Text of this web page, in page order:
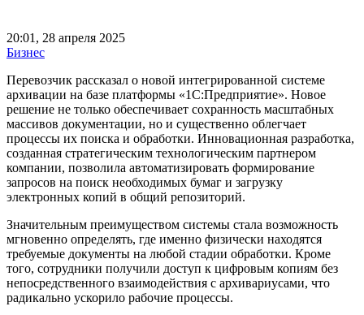
20:01, 28 апреля 2025
Бизнес
Перевозчик рассказал о новой интегрированной системе
архивации на базе платформы «1С:Предприятие». Новое
решение не только обеспечивает сохранность масштабных
массивов документации, но и существенно облегчает
процессы их поиска и обработки. Инновационная разработка,
созданная стратегическим технологическим партнером
компании, позволила автоматизировать формирование
запросов на поиск необходимых бумаг и загрузку
электронных копий в общий репозиторий.
Значительным преимуществом системы стала возможность
мгновенно определять, где именно физически находятся
требуемые документы на любой стадии обработки. Кроме
того, сотрудники получили доступ к цифровым копиям без
непосредственного взаимодействия с архивариусами, что
радикально ускорило рабочие процессы.